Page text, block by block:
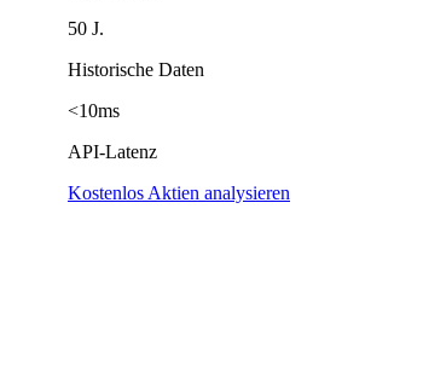
50 J.
Historische Daten
<10ms
API-Latenz
Kostenlos Aktien analysieren